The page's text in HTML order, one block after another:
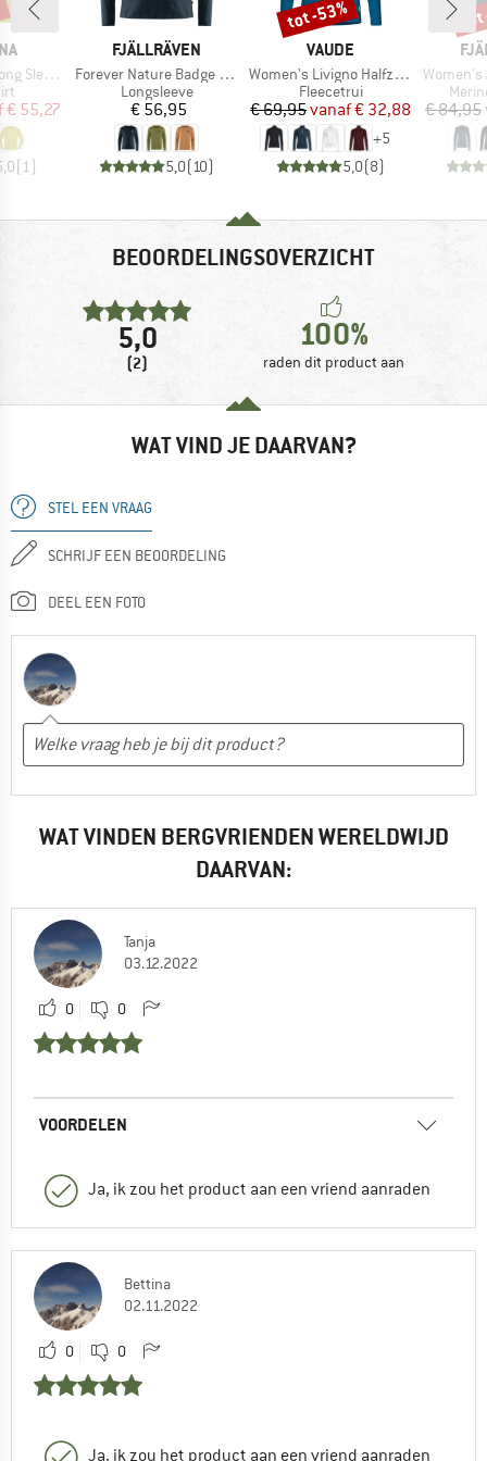
Sleeve
prijs
€ 55,27
(1)
MERK
FJÄLLRÄVEN
Artikel
Forever Nature Badge L/S T-Shirt
Productgroep
Longsleeve
Prijs
€ 56,95
5,0(10)
MERK
VAUDE
Artikel
Women's Livigno Halfzip II
Productgroep
Fleecetrui
Prijs
€ 69,95 Verlaagde prijs
vanaf€ 32,88
+5
5,0(8)
Korting
tot -53%
Artikel
Women's
€ 84,95
BEOORDELINGSOVERZICHT
5,0
(2)
100%
raden dit product aan
WAT VIND JE DAARVAN?
STEL EEN VRAAG
SCHRIJF EEN BEOORDELING
DEEL EEN FOTO
WAT VINDEN BERGVRIENDEN WERELDWIJD
DAARVAN:
Tanja
03.12.2022
0 0
VOORDELEN
Ja, ik zou het product aan een vriend aanraden
Bettina
02.11.2022
0 0
Ja, ik zou het product aan een vriend aanraden